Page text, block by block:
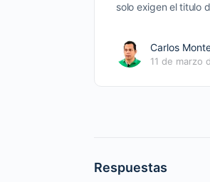
solo exigen el titulo
Carlos
11 de marzo
Respuestas